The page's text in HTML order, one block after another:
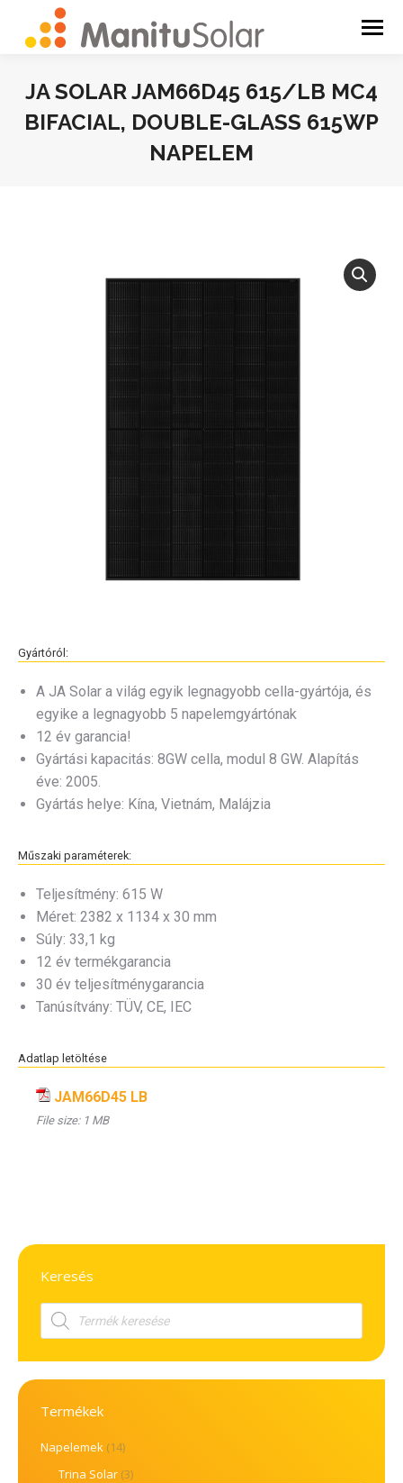
JA SOLAR JAM66D45 615/LB MC4
BIFACIAL, DOUBLE-GLASS 615WP
NAPELEM
Gyártóról:
A JA Solar a világ egyik legnagyobb cella-gyártója, és
egyike a legnagyobb 5 napelemgyártónak
12 év garancia!
Gyártási kapacitás: 8GW cella, modul 8 GW. Alapítás
éve: 2005.
Gyártás helye: Kína, Vietnám, Malájzia
Műszaki paraméterek:
Teljesítmény: 615 W
Méret: 2382 x 1134 x 30 mm
Súly: 33,1 kg
12 év termékgarancia
30 év teljesítménygarancia
Tanúsítvány: TÜV, CE, IEC
Adatlap letöltése
JAM66D45 LB
File size:1 MB
Keresés
Products
search
Termékek
Napelemek (14)
Trina Solar (3)